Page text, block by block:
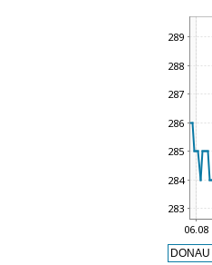
DONAU